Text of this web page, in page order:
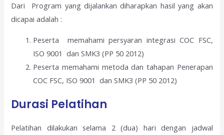
Dari Program yang dijalankan diharapkan hasil yang akan
dicapai adalah :
Peserta memahami persyaran integrasi COC FSC,
ISO 9001 dan SMK3 (PP 50 2012)
Peserta memahami metoda dan tahapan Penerapan
COC FSC, ISO 9001 dan SMK3 (PP 50 2012)
Durasi Pelatihan
Pelatihan dilakukan selama 2 (dua) hari dengan jadwal